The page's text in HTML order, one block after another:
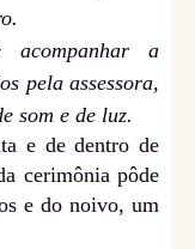
acompanhar a
pela assessora,
som e de luz.
e de dentro de
cerimônia pôde
e do noivo, um